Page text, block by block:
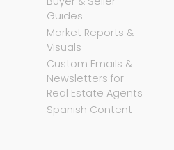
Guides
Market Reports &
Visuals
Custom Emails &
Newsletters for
Real Estate Agents
Spanish Content